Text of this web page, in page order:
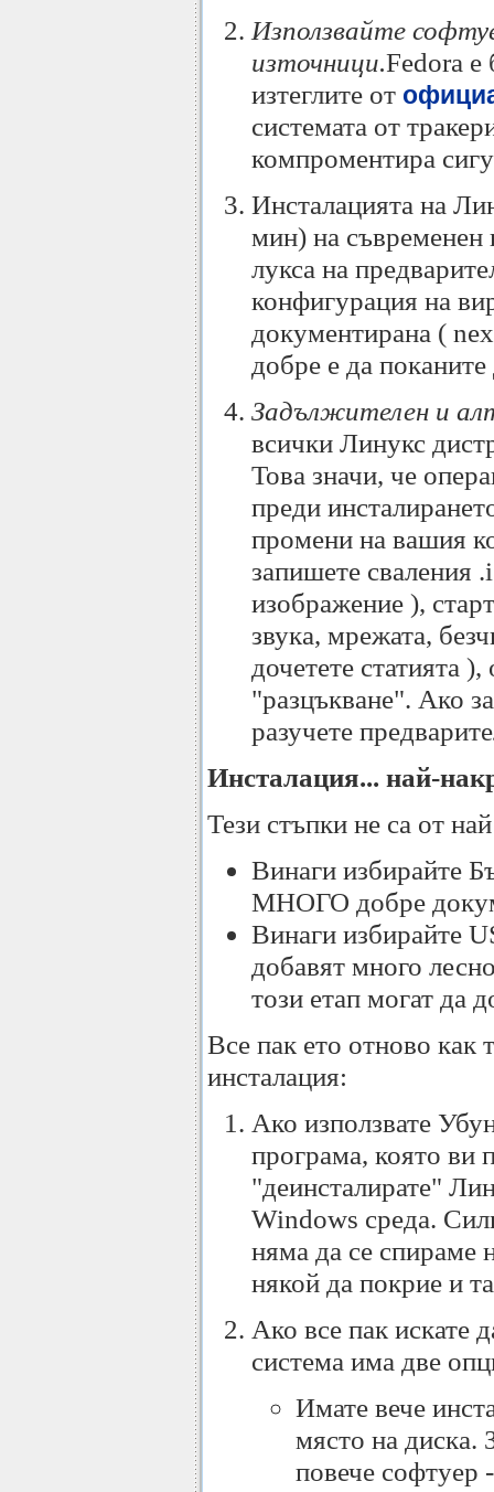
Използвайте
източници.Fedora е
изтеглите от
системата от
компроментира
Инсталацията на
мин) на
лукса на
конфигурация на
документирана (
добре е да
Задължителен и
всички Линукс
Това значи, че
преди
промени на вашия
запишете сваления
изображение ),
звука, мрежата,
дочетете статията
"разцъкване". Ако
разучете
Инсталация... най-
Тези стъпки не са от
Винаги избирайте
МНОГО добре
Винаги избирайте
добавят много
този етап могат да
Все пак ето отново как
инсталация:
Ако използвате
програма, която ви
"деинсталирате"
Windows среда.
няма да се спираме
някой да покрие и
Ако все пак искате
система има две
Имате вече
място на диска.
повече софтуер